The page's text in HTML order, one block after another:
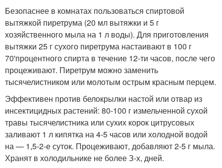
Безопаснее в комнатах пользоваться спиртовой
вытяжкой пиретрума (20 мл вытяжки и 5 г
хозяйственного мыла на 1 л воды). Для приготовления
вытяжки 25 г сухого пиретрума настаивают в 100 г
70'процентного спирта в течение 12-ти часов, после чего
процеживают. Пиретрум можно заменить
тысячелистником или молотым острым красным перцем.
Эффективен против белокрылки настой или отвар из
инсектицидных растений: 80-100 г измельченной сухой
травы тысячелистника или сухих корок цитрусовых
заливают 1 л кипятка на 4-5 часов или холодной водой
на — 1,5-2-е суток. Процеживают, добавляют 2-5 г мыла.
Хранят в холодильнике не более З-х, дней.